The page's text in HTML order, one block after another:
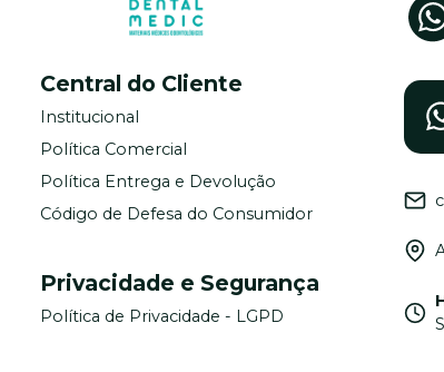
Central do Cliente
Institucional
Política Comercial
Política Entrega e Devolução
Código de Defesa do Consumidor
Privacidade e Segurança
Política de Privacidade - LGPD